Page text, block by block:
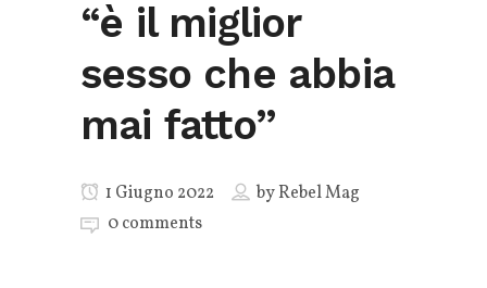
“è il miglior
sesso che abbia
mai fatto”
1 Giugno 2022 byRebel Mag
0 comments